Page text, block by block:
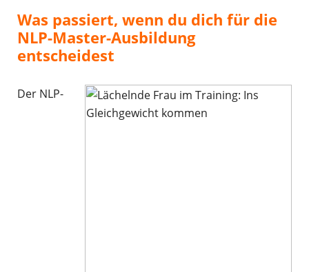
Was passiert, wenn du dich für die
NLP-Master-Ausbildung
entscheidest
Der NLP-